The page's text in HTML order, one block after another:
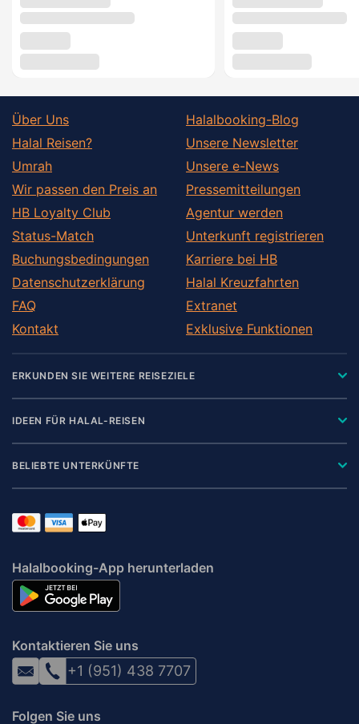
Über Uns
Halal Reisen?
Umrah
Wir passen den Preis an
HB Loyalty Club
Status-Match
Buchungsbedingungen
Datenschutzerklärung
FAQ
Kontakt
Halalbooking-Blog
Unsere Newsletter
Unsere e-News
Pressemitteilungen
Agentur werden
Unterkunft registrieren
Karriere bei HB
Halal Kreuzfahrten
Extranet
Exklusive Funktionen
ERKUNDEN SIE WEITERE REISEZIELE
IDEEN FÜR HALAL-REISEN
BELIEBTE UNTERKÜNFTE
Halalbooking-App herunterladen
Kontaktieren Sie uns
+1 (951) 438 7707
Folgen Sie uns